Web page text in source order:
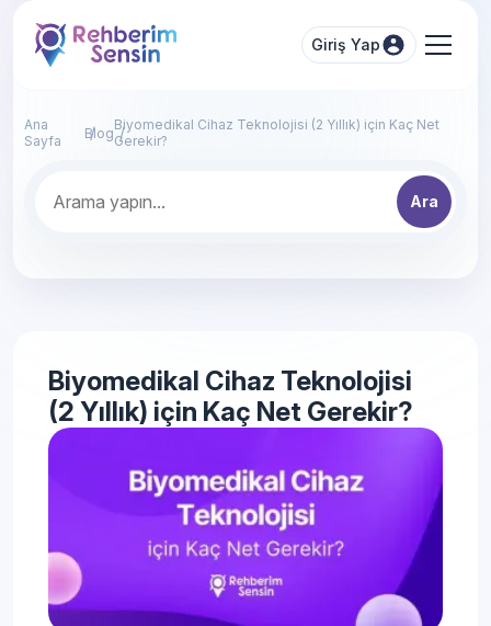
Giriş Yap
Ana
Sayfa
BlogBiyomedikal Cihaz Teknolojisi (2 Yıllık) için Kaç Net
Gerekir?
Ara
Biyomedikal Cihaz Teknolojisi
(2 Yıllık) için Kaç Net Gerekir?